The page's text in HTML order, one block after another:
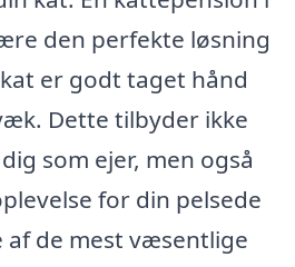
den perfekte løsning
er godt taget hånd
Dette tilbyder ikke
som ejer, men også
for din pelsede
af de mest væsentlige